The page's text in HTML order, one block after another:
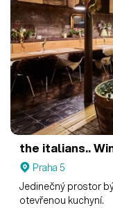
the italians..
Praha 5
Jedinečný prostor
otevřenou kuchyní.